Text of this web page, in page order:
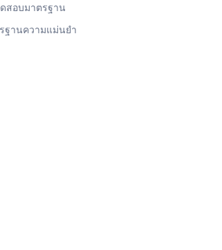
สอบมาตรฐาน
ฐานความแม่นยำ